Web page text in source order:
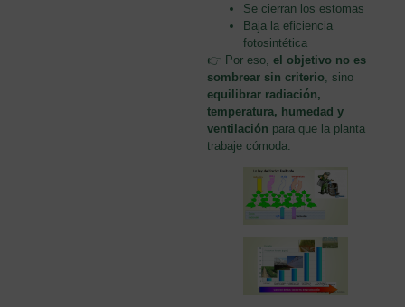
Se cierran los estomas
Baja la eficiencia
fotosintética
👉 Por eso, el objetivo no es
sombrear sin criterio, sino
equilibrar radiación,
temperatura, humedad y
ventilación para que la planta
trabaje cómoda.